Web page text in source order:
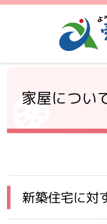
家屋につい
新築住宅に対